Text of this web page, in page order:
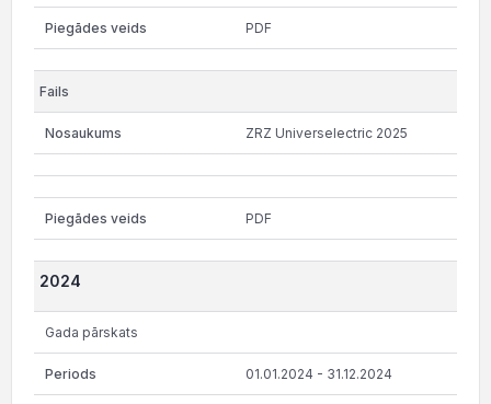
PDF
ZRZ Universelectric 2025
PDF
2024
Gada pārskats
01.01.2024 - 31.12.2024